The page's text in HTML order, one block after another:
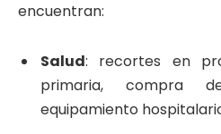
encuentran:
Salud: recortes en
primaria, compra
equipamiento